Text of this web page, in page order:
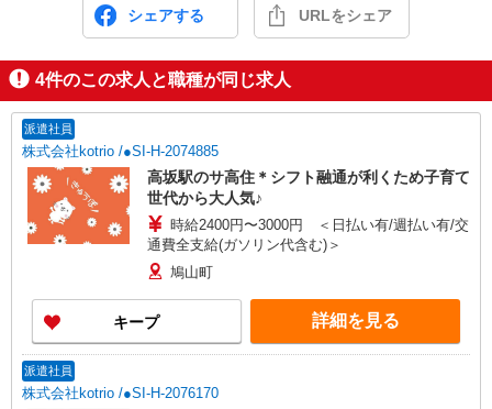
シェアする URLをシェア
4件のこの求人と職種が同じ求人
派遣社員
株式会社kotrio /●SI-H-2074885
高坂駅のサ高住＊シフト融通が利くため子育て
世代から大人気♪
時給2400円〜3000円 ＜日払い有/週払い有/交
通費全支給(ガソリン代含む)＞
鳩山町
キープ 詳細を見る
派遣社員
株式会社kotrio /●SI-H-2076170